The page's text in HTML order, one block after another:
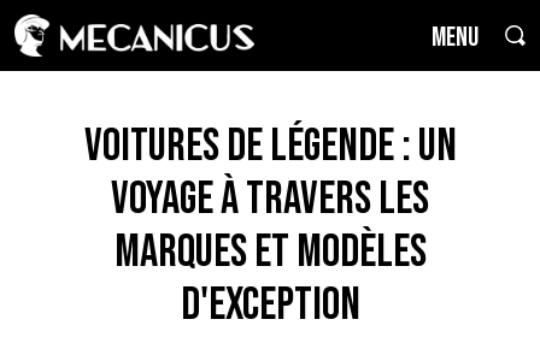
MENU
Voitures de Légende : un
voyage à travers les
marques et modèles
d'exception